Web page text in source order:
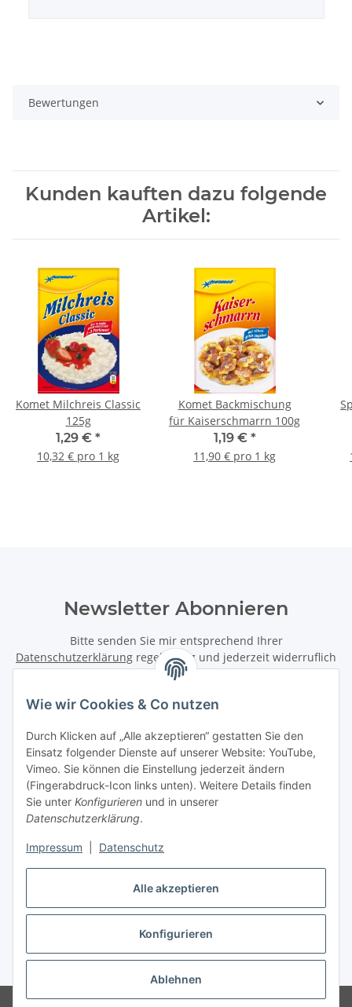
Alle akzeptieren
Konfigurieren
Ablehnen
Wie wir Cookies & Co nutzen
Durch Klicken auf „Alle akzeptieren“ gestatten Sie den
Einsatz folgender Dienste auf unserer Website: YouTube,
Vimeo. Sie können die Einstellung jederzeit ändern
(Fingerabdruck-Icon links unten). Weitere Details finden
Sie unter Konfigurieren und in unserer
Datenschutzerklärung.
Impressum Datenschutz
Bewertungen
Kunden kauften dazu folgende
Artikel:
Komet Milchreis Classic
125g
1,29 € *
10,32 € pro 1 kg
Komet Backmischung
für Kaiserschmarrn 100g
1,19 € *
11,90 € pro 1 kg
Newsletter Abonnieren
Bitte senden Sie mir entsprechend Ihrer
Datenschutzerklärung regelmäßig und jederzeit widerruflich
Informationen zu Ihrem Produktsortiment per E-Mail zu.
Newsletter Abonnieren
Informationen
Gesetzliche Informationen
* Alle Preise inkl. gesetzlicher USt., zzgl.